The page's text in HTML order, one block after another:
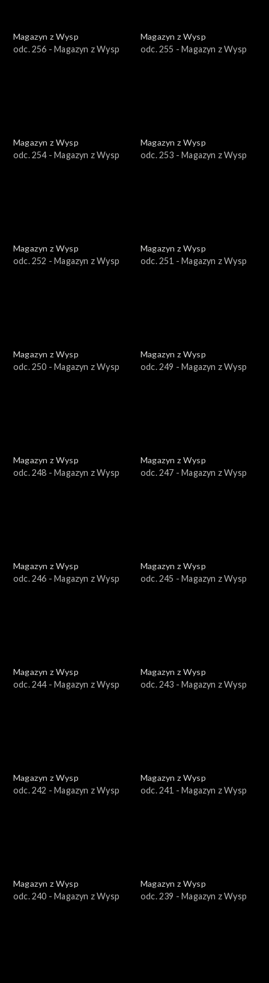
Magazyn z Wysp
odc. 256 - Magazyn z Wysp
Magazyn z Wysp
odc. 255 - Magazyn z Wysp
Magazyn z Wysp
odc. 254 - Magazyn z Wysp
Magazyn z Wysp
odc. 253 - Magazyn z Wysp
Magazyn z Wysp
odc. 252 - Magazyn z Wysp
Magazyn z Wysp
odc. 251 - Magazyn z Wysp
Magazyn z Wysp
odc. 250 - Magazyn z Wysp
Magazyn z Wysp
odc. 249 - Magazyn z Wysp
Magazyn z Wysp
odc. 248 - Magazyn z Wysp
Magazyn z Wysp
odc. 247 - Magazyn z Wysp
Magazyn z Wysp
odc. 246 - Magazyn z Wysp
Magazyn z Wysp
odc. 245 - Magazyn z Wysp
Magazyn z Wysp
odc. 244 - Magazyn z Wysp
Magazyn z Wysp
odc. 243 - Magazyn z Wysp
Magazyn z Wysp
odc. 242 - Magazyn z Wysp
Magazyn z Wysp
odc. 241 - Magazyn z Wysp
Magazyn z Wysp
odc. 240 - Magazyn z Wysp
Magazyn z Wysp
odc. 239 - Magazyn z Wysp